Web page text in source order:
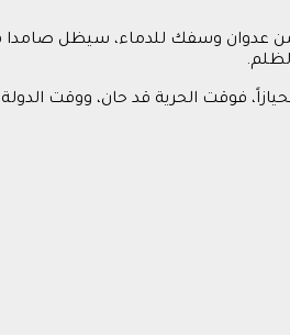
عدوان وسفك للدماء، سيظل
فوقت الحرية قد حان، ووقت